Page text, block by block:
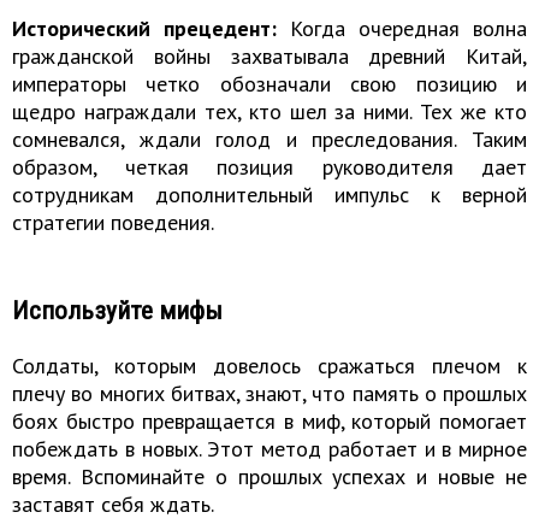
Исторический прецедент: Когда очередная волна
гражданской войны захватывала древний Китай,
императоры четко обозначали свою позицию и
щедро награждали тех, кто шел за ними. Тех же кто
сомневался, ждали голод и преследования. Таким
образом, четкая позиция руководителя дает
сотрудникам дополнительный импульс к верной
стратегии поведения.
Используйте мифы
Солдаты, которым довелось сражаться плечом к
плечу во многих битвах, знают, что память о прошлых
боях быстро превращается в миф, который помогает
побеждать в новых. Этот метод работает и в мирное
время. Вспоминайте о прошлых успехах и новые не
заставят себя ждать.